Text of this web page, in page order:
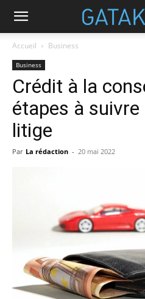
Accueil Business
Business
Crédit à la
étapes à suivre
litige
Par La rédaction - 20 mai 2022